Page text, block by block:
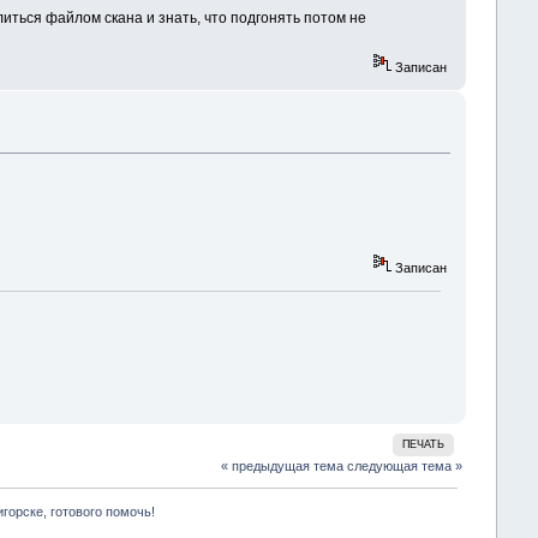
файлом скана и знать, что подгонять потом не
Записан
Записан
ПЕЧАТЬ
« предыдущая тема следующая тема »
готового помочь!